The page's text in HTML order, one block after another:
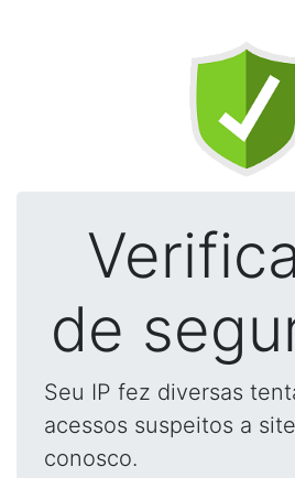
de
Seu IP fez diversas
acessos suspeitos a
conosco.